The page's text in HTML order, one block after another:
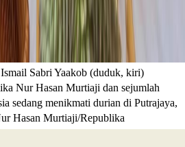
Sabri Yaakob (duduk, kiri)
Nur Hasan Murtiaji dan sejumlah
sedang menikmati durian di Putrajaya,
Hasan Murtiaji/Republika